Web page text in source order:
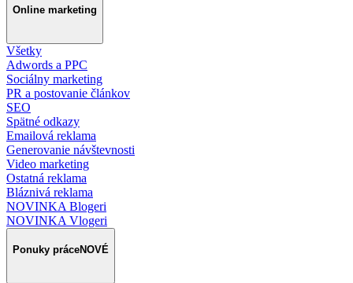
Online marketing
Všetky
Adwords a PPC
Sociálny marketing
PR a postovanie článkov
SEO
Spätné odkazy
Emailová reklama
Generovanie návštevnosti
Video marketing
Ostatná reklama
Bláznivá reklama
NOVINKA Blogeri
NOVINKA Vlogeri
Ponuky práceNOVÉ